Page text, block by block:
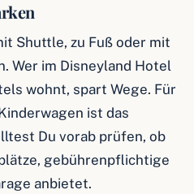
Shuttle, zu Fuß oder mit
Wer im Disneyland Hotel
wohnt, spart Wege. Für
ist das
Du vorab prüfen, ob
gebührenpflichtige
anbietet.